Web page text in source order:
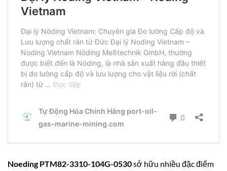
Noeding PTM82-3310-104G-0530sở hữu nhiều đặc điểm